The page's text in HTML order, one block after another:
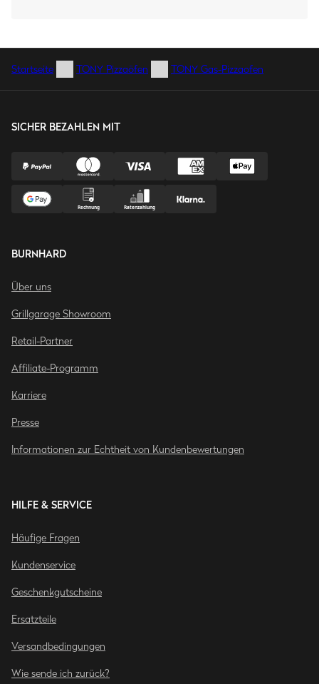
Startseite TONY Pizzaöfen TONY Gas-Pizzaofen
SICHER BEZAHLEN MIT
BURNHARD
Über uns
Grillgarage Showroom
Retail-Partner
Affiliate-Programm
Karriere
Presse
Informationen zur Echtheit von Kundenbewertungen
HILFE & SERVICE
Häufige Fragen
Kundenservice
Geschenkgutscheine
Ersatzteile
Versandbedingungen
Wie sende ich zurück?